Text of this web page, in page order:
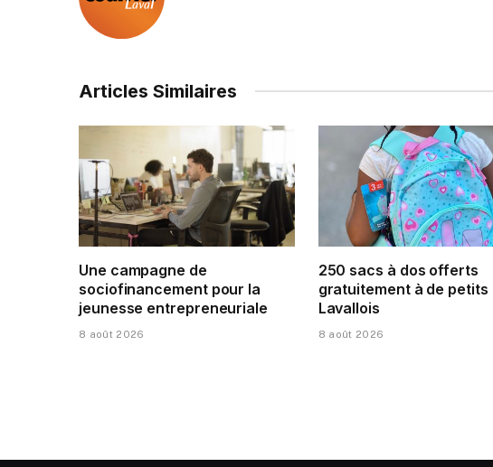
Articles Similaires
Une campagne de
sociofinancement pour la
jeunesse entrepreneuriale
8 août 2026
250 sacs à dos offerts
gratuitement à de petits
Lavallois
8 août 2026